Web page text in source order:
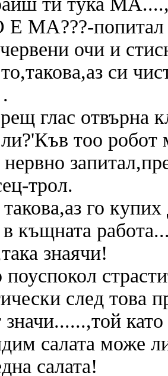
МА???-попитал
очи и
си
глас отвърна
тоо робот
трол.
го
къщната
знаячи!
след това
салата може
салата!